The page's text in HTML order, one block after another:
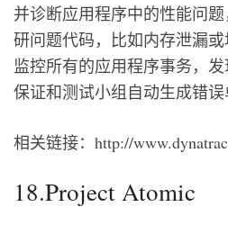
并诊断应用程序中的性能问
研问题代码，比如内存泄漏
监控所有的应用程序事务，
保证和测试小组自动生成错误
相关链接：http://
18.Project Atomic